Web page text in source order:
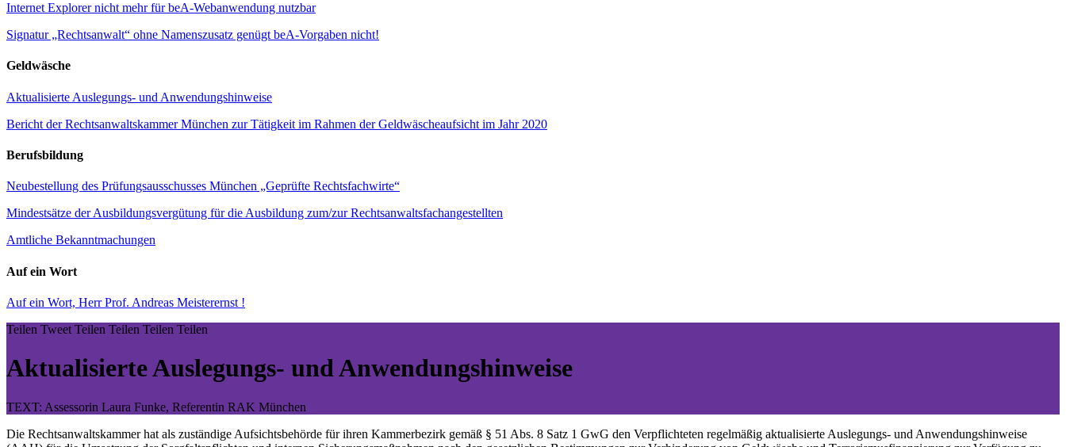
Internet Explorer nicht mehr für beA-Webanwendung nutzbar
Signatur „Rechtsanwalt“ ohne Namenszusatz genügt beA-Vorgaben nicht!
Geldwäsche
Aktualisierte Auslegungs- und Anwendungshinweise
Bericht der Rechtsanwaltskammer München zur Tätigkeit im Rahmen der Geldwäscheaufsicht im Jahr 2020
Berufsbildung
Neubestellung des Prüfungsausschusses München „Geprüfte Rechtsfachwirte“
Mindestsätze der Ausbildungsvergütung für die Ausbildung zum/zur Rechtsanwaltsfachangestellten
Amtliche Bekanntmachungen
Auf ein Wort
Auf ein Wort, Herr Prof. Andreas Meisterernst !
Teilen Tweet Teilen Teilen Teilen Teilen
Aktualisierte Auslegungs- und Anwendungshinweise
TEXT: Assessorin Laura Funke, Referentin RAK München
Die Rechtsanwaltskammer hat als zuständige Aufsichtsbehörde für ihren Kammerbezirk gemäß § 51 Abs. 8 Satz 1 GwG den Verpflichteten regelmäßig aktualisierte Auslegungs- und Anwendungshinweise